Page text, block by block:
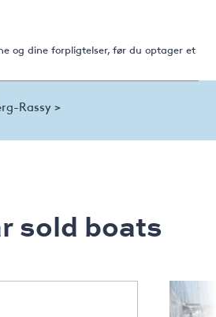
og dine forpligtelser, før du optager et
Rassy >
sold boats